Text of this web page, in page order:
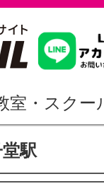
いたいこ
ールを
室・スクー
駅